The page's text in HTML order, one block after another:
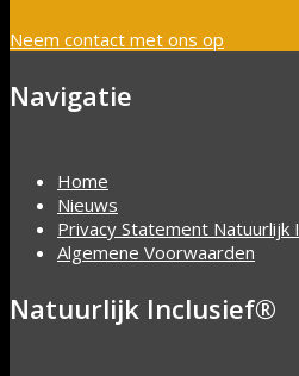
Neem contact met ons op
Navigatie
Home
Nieuws
Privacy Statement Natuurlijk
Algemene Voorwaarden
Natuurlijk Inclusief®